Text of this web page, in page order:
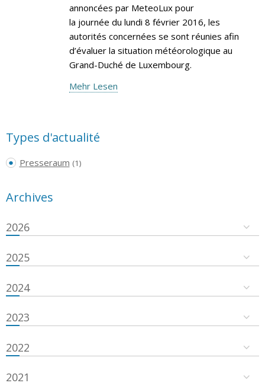
annoncées par MeteoLux pour
la journée du lundi 8 février 2016, les
autorités concernées se sont réunies afin
d’évaluer la situation météorologique au
Grand-Duché de Luxembourg.
Mehr Lesen
Types d'actualité
Presseraum (1)
Archives
2026
2025
2024
2023
2022
2021